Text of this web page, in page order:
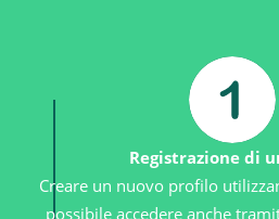
Registrazione di
Creare un nuovo profilo
possibile accedere anche